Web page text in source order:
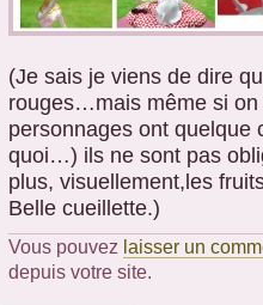
(Je sais je viens de dire
rouges…mais même si
personnages ont quelque
quoi…) ils ne sont pas
plus, visuellement,les
Belle cueillette.)
Vous pouvez laisser un
depuis votre site.